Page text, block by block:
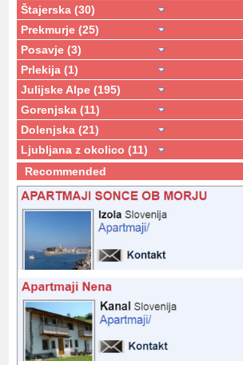
Štajerska (30)
Prekmurje (25)
Posavje (3)
Prlekija (1)
Julijske Alpe (195)
Gorenjska (11)
Dolenjska (21)
Ljubljana z okolico (11)
Recommended